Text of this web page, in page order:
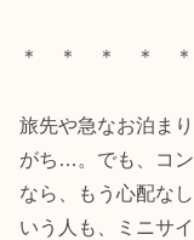
＊ ＊ ＊ ＊ ＊
旅先や急なお泊ま
がち…。でも、コ
なら、もう心配な
いう人も、ミニサ